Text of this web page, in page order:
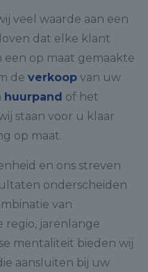
veel waarde aan een
dat elke klant
een op maat gemaakte
de verkoop van uw
huurpand of het
staan voor u klaar
op maat.
en ons streven
onderscheiden
van
regio, jarenlange
mentaliteit bieden wij
aansluiten bij uw